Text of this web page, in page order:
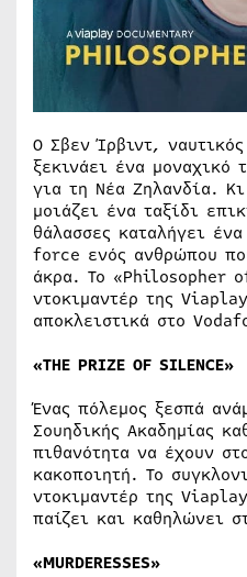
Ο Σβεν Ίρβιντ,
ξεκινάει ένα μοναχικό
για τη Νέα Ζηλανδία.
μοιάζει ένα ταξίδι
θάλασσες καταλήγει
force ενός ανθρώπου
άκρα. ​Το «Philosopher
ντοκιμαντέρ της
αποκλειστικά στο
«THE PRIZE OF SILENCE»
Ένας πόλεμος ξεσπά
Σουηδικής Ακαδημίας
πιθανότητα να έχουν
κακοποιητή. Το
ντοκιμαντέρ της Viaplay
παίζει και καθηλώνει
«MURDERESSES»